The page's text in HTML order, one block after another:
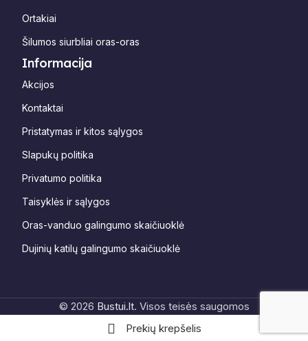
Ortakiai
Šilumos siurbliai oras-oras
Informacija
Akcijos
Kontaktai
Pristatymas ir kitos sąlygos
Slapukų politika
Privatumo politika
Taisyklės ir sąlygos
Oras-vanduo galingumo skaičiuoklė
Dujinių katilų galingumo skaičiuoklė
© 2026 Bustui.lt. Visos teisės saugomos
Prekių krepšelis